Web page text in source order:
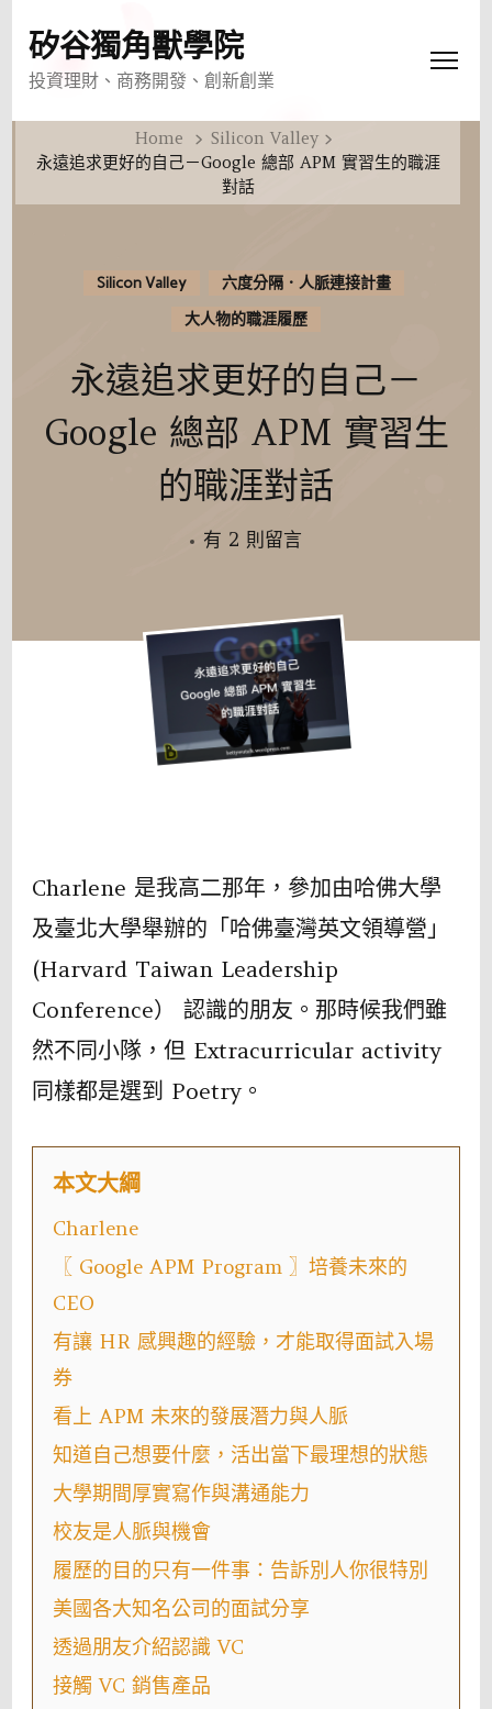
矽谷獨角獸學院
投資理財、商務開發、創新創業
Home
Silicon Valley
永遠追求更好的自己－Google 總部 APM 實習生的職涯
對話
Silicon Valley
六度分隔．人脈連接計畫
大人物的職涯履歷
永遠追求更好的自己－
Google 總部 APM 實習生
的職涯對話
在
追
求
更
好
－
Google
部
APM
實
習
的
對
有 2 則留言
Charlene 是我高二那年，參加由哈佛大學
及臺北大學舉辦的「哈佛臺灣英文領導營」
(Harvard Taiwan Leadership
Conference） 認識的朋友。那時候我們雖
然不同小隊，但 Extracurricular activity
同樣都是選到 Poetry。
本文大綱
Charlene
〖 Google APM Program 〗培養未來的
CEO
有讓 HR 感興趣的經驗，才能取得面試入場
券
看上 APM 未來的發展潛力與人脈
知道自己想要什麼，活出當下最理想的狀態
大學期間厚實寫作與溝通能力
校友是人脈與機會
履歷的目的只有一件事：告訴別人你很特別
美國各大知名公司的面試分享
透過朋友介紹認識 VC
接觸 VC 銷售產品